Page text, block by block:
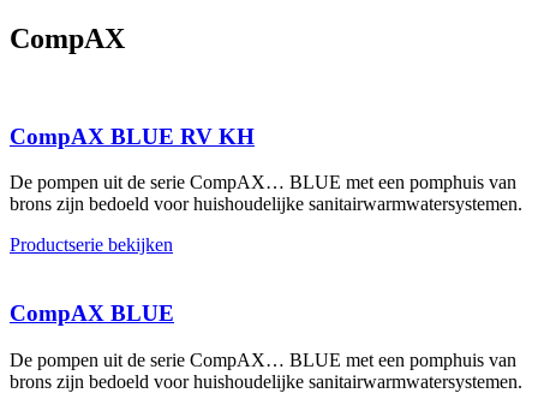
CompAX
CompAX BLUE RV KH
De pompen uit de serie CompAX… BLUE met een pomphuis van
brons zijn bedoeld voor huishoudelijke sanitairwarmwatersystemen.
Productserie bekijken
CompAX BLUE
De pompen uit de serie CompAX… BLUE met een pomphuis van
brons zijn bedoeld voor huishoudelijke sanitairwarmwatersystemen.